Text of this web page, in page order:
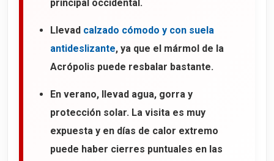
principal occidental.
Llevad calzado cómodo y con suela
antideslizante, ya que el mármol de la
Acrópolis puede resbalar bastante.
En verano, llevad agua, gorra y
protección solar. La visita es muy
expuesta y en días de calor extremo
puede haber cierres puntuales en las